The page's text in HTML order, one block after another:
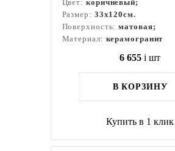
Цвет: коричневый;
Размер: 33x120см.
Поверхность:матовая;
Материал: керамогранит
6 655 i шт
В КОРЗИНУ
Купить в 1 клик